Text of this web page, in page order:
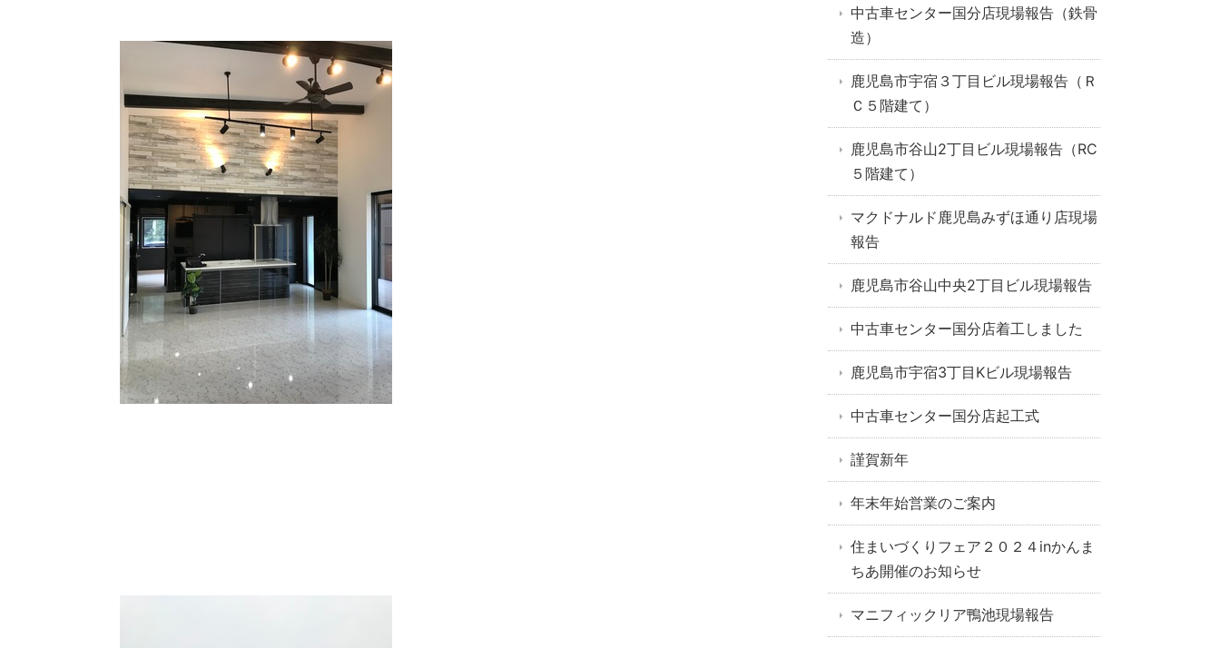
中古車センター国分店現場報告（鉄骨
造）
鹿児島市宇宿３丁目ビル現場報告（Ｒ
Ｃ５階建て）
鹿児島市谷山2丁目ビル現場報告（RC
５階建て）
マクドナルド鹿児島みずほ通り店現場
報告
鹿児島市谷山中央2丁目ビル現場報告
中古車センター国分店着工しました
鹿児島市宇宿3丁目Kビル現場報告
中古車センター国分店起工式
謹賀新年
年末年始営業のご案内
住まいづくりフェア２０２４inかんま
ちあ開催のお知らせ
マニフィックリア鴨池現場報告